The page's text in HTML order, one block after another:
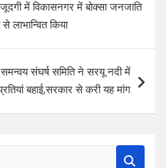
में विकासनगर में बोक्सा जनजाति
लाभान्वित किया
संघर्ष समिति ने सरयू नदी में
बहाई,सरकार से करी यह मांग